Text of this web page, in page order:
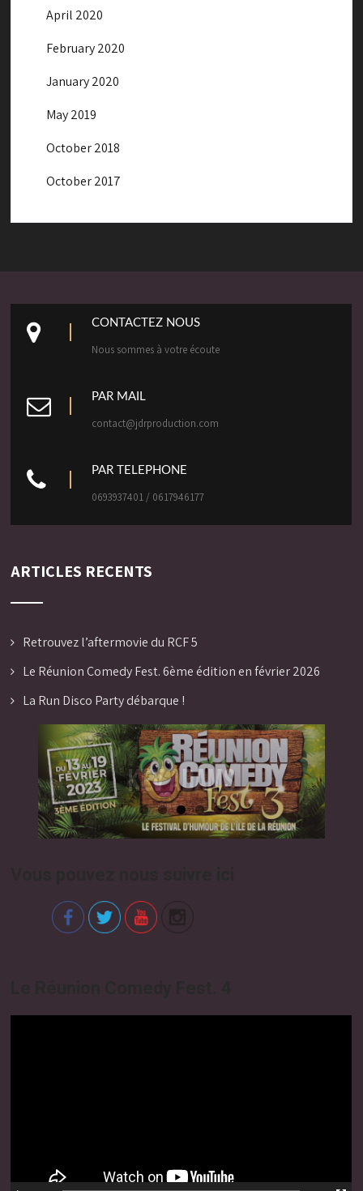
April 2020
February 2020
January 2020
May 2019
October 2018
October 2017
CONTACTEZ NOUS
Nous sommes à votre écoute
PAR MAIL
contact@jdrproduction.com
PAR TELEPHONE
0693937401 / 0617946177
ARTICLES RECENTS
Retrouvez l’aftermovie du RCF 5
Le Réunion Comedy Fest. 6ème édition en février 2026
La Run Disco Party débarque !